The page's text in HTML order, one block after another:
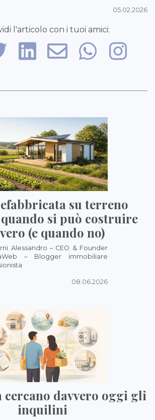
05.02.2026
l'articolo con i tuoi amici:
su terreno
si può costruire
(e quando no)
Alessandro – CEO & Founder
– Blogger immobiliare
08.06.2026
cercano davvero oggi gli
inquilini